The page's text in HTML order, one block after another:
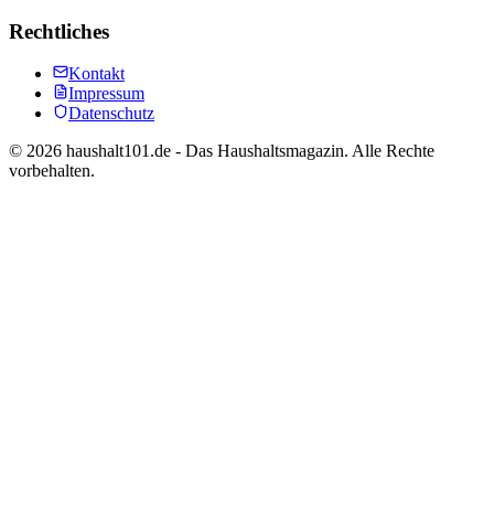
Rechtliches
Kontakt
Impressum
Datenschutz
© 2026 haushalt101.de - Das Haushaltsmagazin. Alle Rechte
vorbehalten.